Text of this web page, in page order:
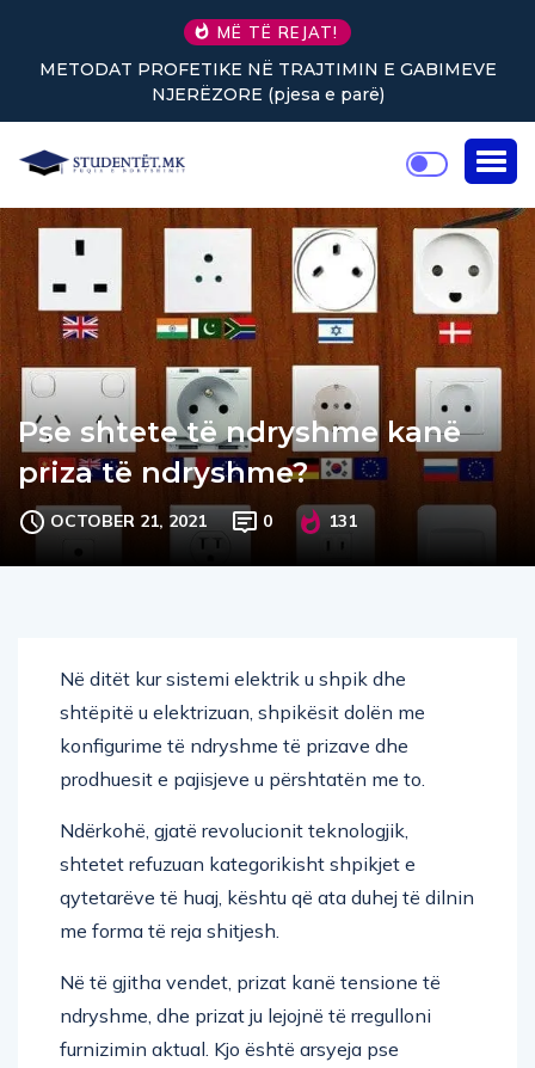
MË TË REJAT!
NË TRAJTIMIN E GABIMEVE
(pjesa e parë)
Nuk keni vullnet
Pse shtete të ndryshme kanë
priza të ndryshme?
OCTOBER 21, 2021 0 131
Në ditët kur sistemi elektrik u shpik dhe
shtëpitë u elektrizuan, shpikësit dolën me
konfigurime të ndryshme të prizave dhe
prodhuesit e pajisjeve u përshtatën me to.
Ndërkohë, gjatë revolucionit teknologjik,
shtetet refuzuan kategorikisht shpikjet e
qytetarëve të huaj, kështu që ata duhej të dilnin
me forma të reja shitjesh.
Në të gjitha vendet, prizat kanë tensione të
ndryshme, dhe prizat ju lejojnë të rregulloni
furnizimin aktual. Kjo është arsyeja pse